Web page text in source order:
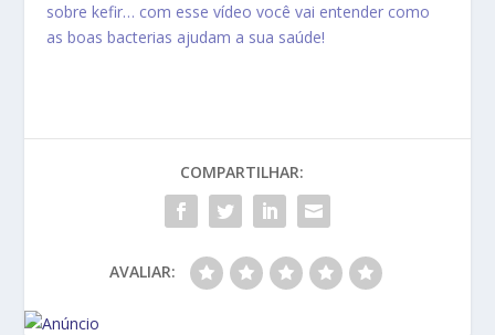
sobre kefir… com esse vídeo você vai entender como
as boas bacterias ajudam a sua saúde!
COMPARTILHAR:
AVALIAR: